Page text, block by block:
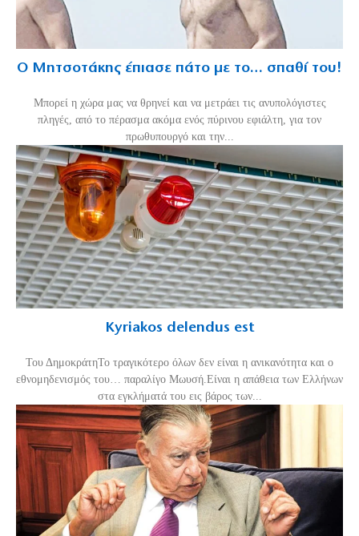
Ο Μητσοτάκης έπιασε πάτο με το… σπαθί του!
Mπορεί η χώρα μας να θρηνεί και να μετράει τις ανυπολόγιστες
πληγές, από το πέρασμα ακόμα ενός πύρινου εφιάλτη, για τον
πρωθυπουργό και την...
Kyriakos delendus est
Του ΔημοκράτηΤο τραγικότερο όλων δεν είναι η ανικανότητα και ο
εθνομηδενισμός του… παραλίγο Μωυσή.Είναι η απάθεια των Ελλήνων
στα εγκλήματά του εις βάρος των...